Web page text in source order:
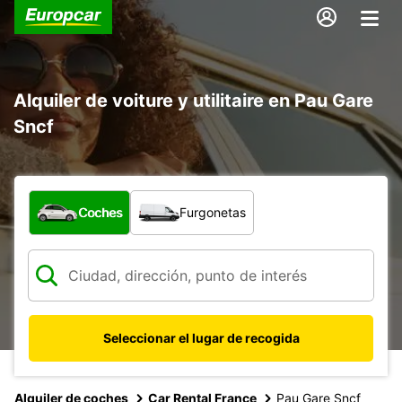
Alquiler de voiture y utilitaire en Pau Gare
Sncf
¿Qué tipo de vehículo?
Coches Furgonetas
Seleccionar el lugar de recogida
Alquiler de coches Car Rental France Pau Gare Sncf